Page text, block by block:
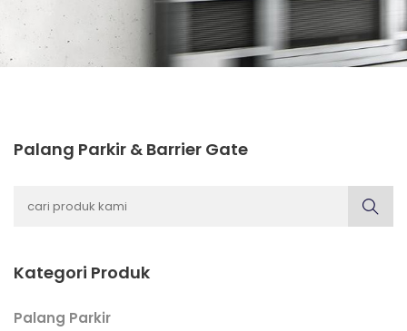
Palang Parkir & Barrier Gate
Kategori Produk
Palang Parkir